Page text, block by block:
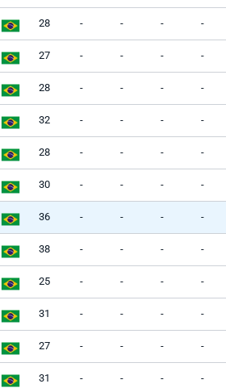
28 - - - -
27 - - - -
28 - - - -
32 - - - -
28 - - - -
30 - - - -
36 - - - -
38 - - - -
25 - - - -
31 - - - -
27 - - - -
31 - - - -